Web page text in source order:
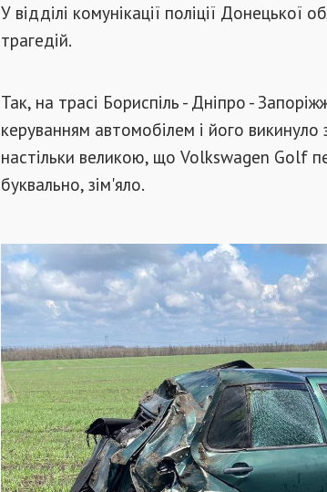
У відділі комунікації поліції Донецької
трагедій.
Так, на трасі Бориспіль - Дніпро -
керуванням автомобілем і його
настільки великою, що Volkswagen Golf
буквально, зім'яло.